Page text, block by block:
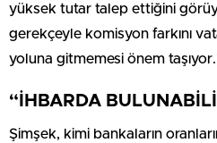
yüksek tutar talep ettiğini
gerekçeyle komisyon farkını
yoluna gitmemesi önem
“İHBARDA
Şimşek, kimi bankaların